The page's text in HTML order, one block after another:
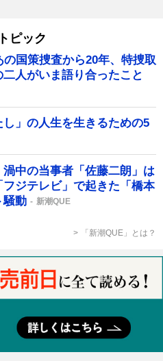
ピック
国策捜査から20年、特捜取
人がいま語り合ったこと
」の人生を生きるための5
渦中の当事者「佐藤二朗」は
ジテレビ」で起きた「橋本
騒動
新潮QUE
「新潮QUE」とは？